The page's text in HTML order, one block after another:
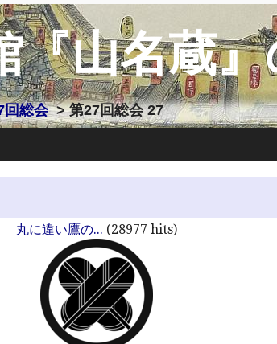
『山名蔵
回総会> 第27回総会 27
丸に違い鷹の... (28977 hits)